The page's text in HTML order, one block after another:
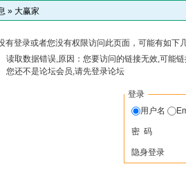
» 大赢家
有登录或者您没有权限访问此页面，可能有如下
读取数据错误,原因：您要访问的链接无效,可能
您还不是论坛会员,请先登录论坛
登录
用户名
密 码
隐身登录